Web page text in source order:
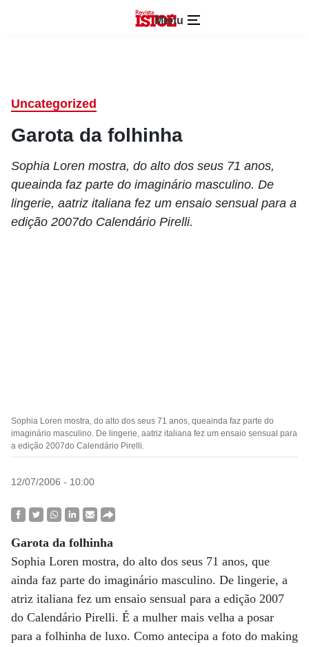
Menu
Uncategorized
Garota da folhinha
Sophia Loren mostra, do alto dos seus 71 anos,
queainda faz parte do imaginário masculino. De
lingerie, aatriz italiana fez um ensaio sensual para a
edição 2007do Calendário Pirelli.
Sophia Loren mostra, do alto dos seus 71 anos, queainda faz parte do
imaginário masculino. De lingerie, aatriz italiana fez um ensaio sensual para
a edição 2007do Calendário Pirelli.
12/07/2006 - 10:00
Garota da folhinha
Sophia Loren mostra, do alto dos seus 71 anos, que
ainda faz parte do imaginário masculino. De lingerie, a
atriz italiana fez um ensaio sensual para a edição 2007
do Calendário Pirelli. É a mulher mais velha a posar
para a folhinha de luxo. Como antecipa a foto do making